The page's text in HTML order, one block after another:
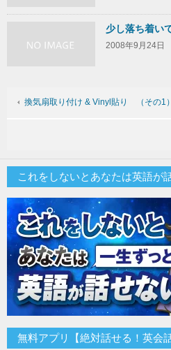
少し落ち着い
2008年9月24日
換気扇取り付け & Vinyl貼り （その1）
これをしないとあなたは英語が
無料アプリ【絶対話せる！英会話